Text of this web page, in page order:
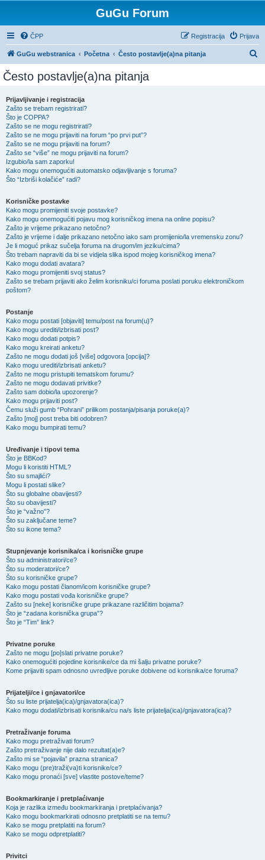
GuGu Forum
ČPP Prijava
Registracija
GuGu webstranica Početna Često postavlje(a)na pitanja
Često postavlje(a)na pitanja
Prijavljivanje i registracija
Zašto se trebam registrirati?
Što je COPPA?
Zašto se ne mogu registrirati?
Zašto se ne mogu prijaviti na forum “po prvi put”?
Zašto se ne mogu prijaviti na forum?
Zašto se “više” ne mogu prijaviti na forum?
Izgubio/la sam zaporku!
Kako mogu onemogućiti automatsko odjavljivanje s foruma?
Što “Izbriši kolačiće” radi?
Korisničke postavke
Kako mogu promijeniti svoje postavke?
Kako mogu onemogućiti pojavu mog korisničkog imena na online popisu?
Zašto je vrijeme prikazano netočno?
Zašto je vrijeme i dalje prikazano netočno iako sam promijenio/la vremensku zonu?
Je li moguć prikaz sučelja foruma na drugom/im jeziku/cima?
Što trebam napraviti da bi se vidjela slika ispod mojeg korisničkog imena?
Kako mogu dodati avatara?
Kako mogu promijeniti svoj status?
Zašto se trebam prijaviti ako želim korisniku/ci foruma poslati poruku elektroničkom
poštom?
Postanje
Kako mogu postati [objaviti] temu/post na forum(u)?
Kako mogu urediti/izbrisati post?
Kako mogu dodati potpis?
Kako mogu kreirati anketu?
Zašto ne mogu dodati još [više] odgovora [opcija]?
Kako mogu urediti/izbrisati anketu?
Zašto ne mogu pristupiti tematskom forumu?
Zašto ne mogu dodavati privitke?
Zašto sam dobio/la upozorenje?
Kako mogu prijaviti post?
Čemu služi gumb “Pohrani” prilikom postanja/pisanja poruke(a)?
Zašto [moj] post treba biti odobren?
Kako mogu bumpirati temu?
Uređivanje i tipovi tema
Što je BBKod?
Mogu li koristiti HTML?
Što su smajlići?
Mogu li postati slike?
Što su globalne obavijesti?
Što su obavijesti?
Što je “važno”?
Što su zaključane teme?
Što su ikone tema?
Stupnjevanje korisnika/ca i korisničke grupe
Što su administratori/ce?
Što su moderatori/ce?
Što su korisničke grupe?
Kako mogu postati članom/icom korisničke grupe?
Kako mogu postati vođa korisničke grupe?
Zašto su [neke] korisničke grupe prikazane različitim bojama?
Što je “zadana korisnička grupa”?
Što je “Tim” link?
Privatne poruke
Zašto ne mogu [po]slati privatne poruke?
Kako onemogućiti pojedine korisnike/ce da mi šalju privatne poruke?
Kome prijaviti spam odnosno uvredljive poruke dobivene od korisnika/ce foruma?
Prijatelji/ce i gnjavatori/ce
Što su liste prijatelja(ica)/gnjavatora(ica)?
Kako mogu dodati/izbrisati korisnika/cu na/s liste prijatelja(ica)/gnjavatora(ica)?
Pretraživanje foruma
Kako mogu pretraživati forum?
Zašto pretraživanje nije dalo rezultat(a)e?
Zašto mi se “pojavila” prazna stranica?
Kako mogu (pre)traži(va)ti korisnike/ce?
Kako mogu pronaći [sve] vlastite postove/teme?
Bookmarkiranje i pretplaćivanje
Koja je razlika između bookmarkiranja i pretplaćivanja?
Kako mogu bookmarkirati odnosno pretplatiti se na temu?
Kako se mogu pretplatiti na forum?
Kako se mogu odpretplatiti?
Privitci